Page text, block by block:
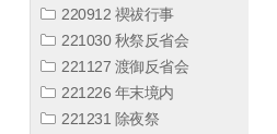
220912 禊祓行事
221030 秋祭反省会
221127 渡御反省会
221226 年末境内
221231 除夜祭